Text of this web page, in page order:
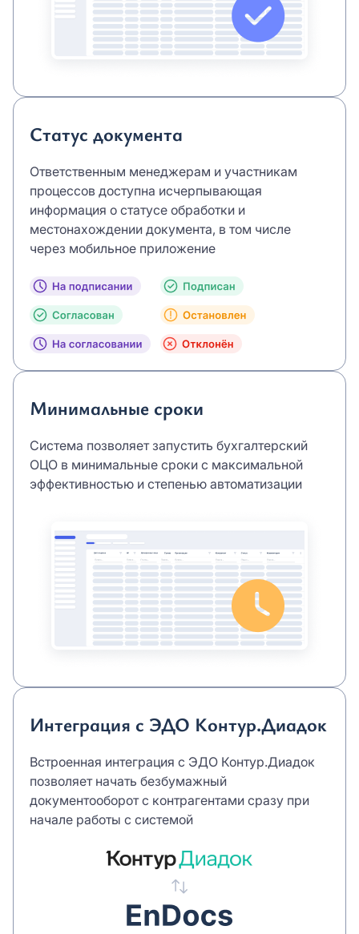
Статус документа
Ответственным менеджерам и участникам
процессов доступна исчерпывающая
информация о статусе обработки и
местонахождении документа, в том числе
через мобильное приложение
Минимальные сроки
Система позволяет запустить бухгалтерский
ОЦО в минимальные сроки с максимальной
эффективностью и степенью автоматизации
Интеграция с ЭДО Контур.Диадок
Встроенная интеграция с ЭДО Контур.Диадок
позволяет начать безбумажный
документооборот с контрагентами сразу при
начале работы с системой